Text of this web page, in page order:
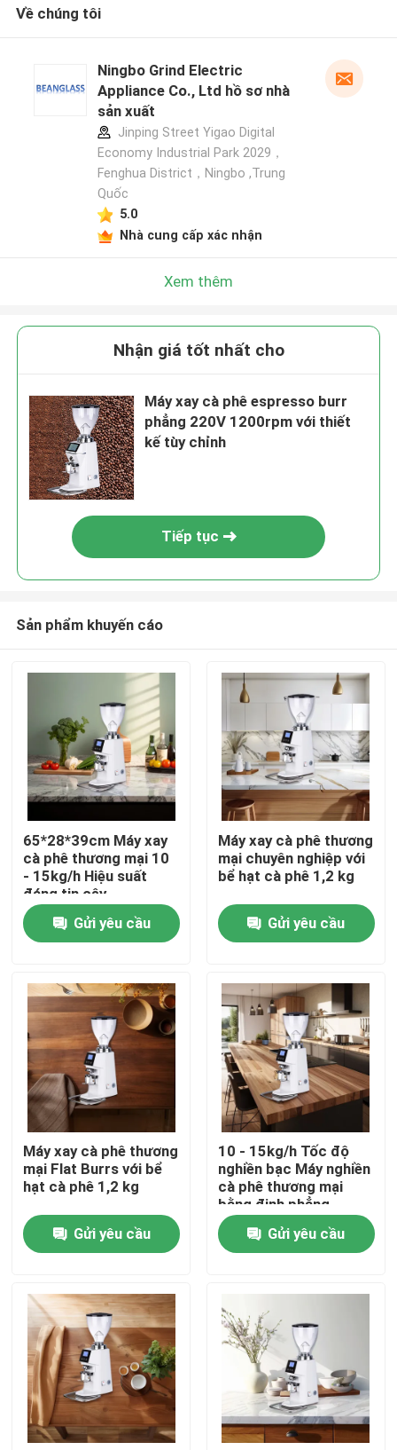
Nhà
Các sản phẩm
Hướng dẫn VR
Về chúng tôi
Tham quan nhà máy
Kiểm soát chất lượng
Các trường hợp
Máy xay hạt cà phê
Máy xay cà phê Burr
Về chúng tôi
Ningbo Grind Electric
Appliance Co., Ltd hồ sơ nhà
sản xuất
Jinping Street Yigao Digital
Economy Industrial Park 2029，
Fenghua District，Ningbo ,Trung
Quốc
5.0
Nhà cung cấp xác nhận
Xem thêm
Nhận giá tốt nhất cho
Máy xay cà phê espresso burr
phẳng 220V 1200rpm với thiết
kế tùy chỉnh
Tiếp tục
Sản phẩm khuyến cáo
65*28*39cm Máy xay
cà phê thương mại 10
- 15kg/h Hiệu suất
đáng tin cậy
Gửi yêu cầu
Máy xay cà phê thương
mại chuyên nghiệp với
bể hạt cà phê 1,2 kg
Gửi yêu cầu
Máy xay cà phê thương
mại Flat Burrs với bể
hạt cà phê 1,2 kg
Gửi yêu cầu
10 - 15kg/h Tốc độ
nghiền bạc Máy nghiền
cà phê thương mại
bằng đinh phẳng
Gửi yêu cầu